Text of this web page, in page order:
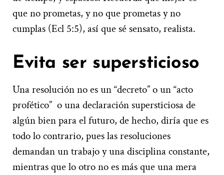
que no prometas, y no que prometas y no
cumplas (Ecl 5:5), así que sé sensato, realista.
Evita ser supersticioso
Una resolución no es un “decreto” o un “acto
profético” o una declaración supersticiosa de
algún bien para el futuro, de hecho, diría que es
todo lo contrario, pues las resoluciones
demandan un trabajo y una disciplina constante,
mientras que lo otro no es más que una mera